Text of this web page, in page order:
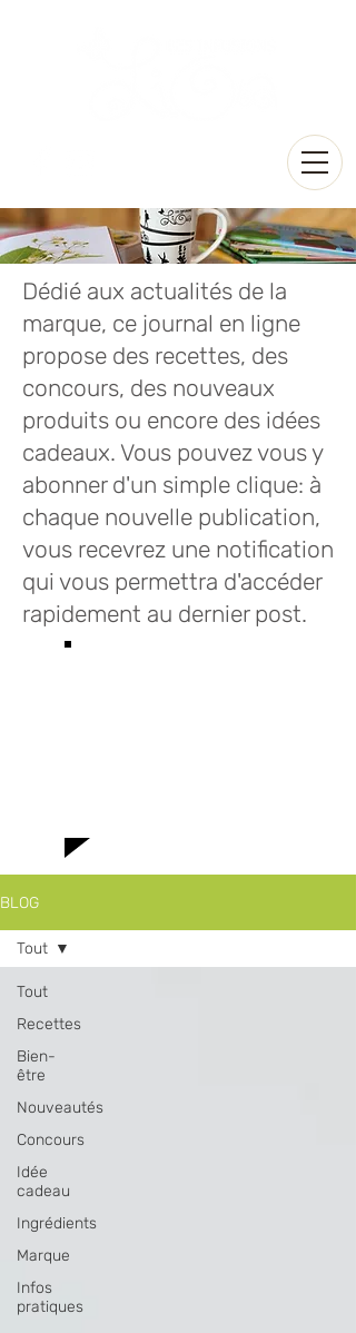
Dédié aux actualités de la
marque, ce journal en ligne
propose des recettes, des
concours, des nouveaux
produits ou encore des idées
cadeaux. Vous pouvez vous y
abonner d'un simple clique: à
chaque nouvelle publication,
vous recevrez une notification
qui vous permettra d'accéder
rapidement au dernier post.
BLOG
Tout
Recettes
Bien-
être
Nouveautés
Concours
Idée
cadeau
Ingrédients
Marque
Infos
pratiques
Tout